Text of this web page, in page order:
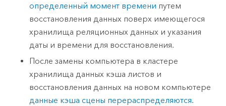
определенный момент времени путем
восстановления данных поверх имеющегося
хранилища реляционных данных и указания
даты и времени для восстановления.
После замены компьютера в кластере
хранилища данных кэша листов и
восстановления данных на новом компьютере
данные кэша сцены перераспределяются.